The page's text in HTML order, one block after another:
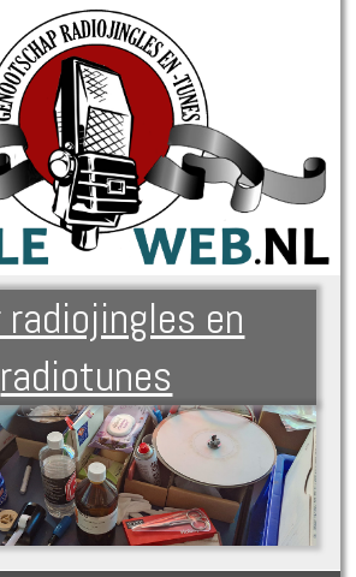
radiojingles en
radiotunes